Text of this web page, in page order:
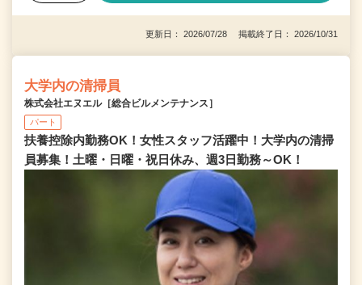
更新日： 2026/07/28 掲載終了日： 2026/10/31
大学内の清掃員
株式会社エヌエル［総合ビルメンテナンス］
パート
扶養控除内勤務OK！女性スタッフ活躍中！大学内の清掃
員募集！土曜・日曜・祝日休み、週3日勤務～OK！